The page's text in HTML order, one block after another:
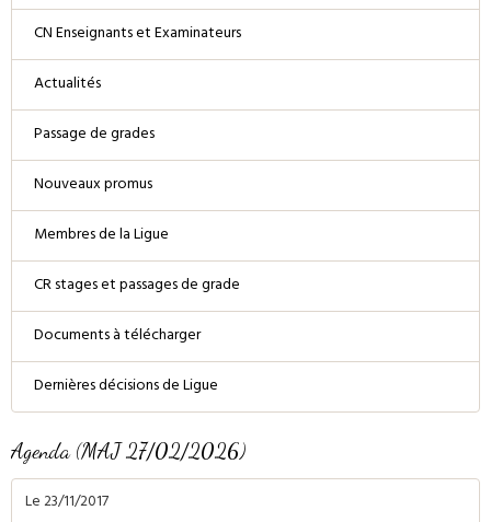
CN Enseignants et Examinateurs
Actualités
Passage de grades
Nouveaux promus
Membres de la Ligue
CR stages et passages de grade
Documents à télécharger
Dernières décisions de Ligue
Agenda (MAJ 27/02/2026)
Le 23/11/2017